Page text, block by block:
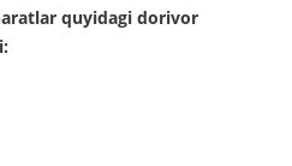
quyidagi dorivor